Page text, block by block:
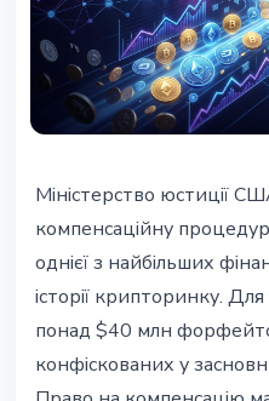
DOJ відкрив
OneCoin: $40
постраждалих
14 квітня 2026 р.3 хв
Наталія Дорофєєва
Міністерство юстиції
компенсаційну
однієї з найбільших
історії крипторинку.
понад $40 млн
конфіскованих у